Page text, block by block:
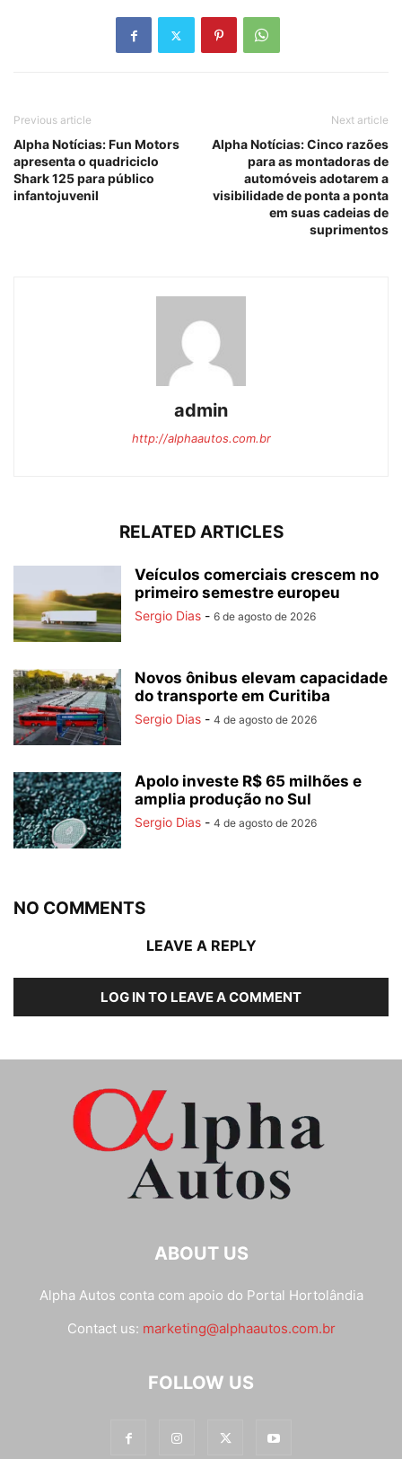
Previous article
Alpha Notícias: Fun Motors
apresenta o quadriciclo
Shark 125 para público
infantojuvenil
Next article
Alpha Notícias: Cinco razões
para as montadoras de
automóveis adotarem a
visibilidade de ponta a ponta
em suas cadeias de
suprimentos
admin
http://alphaautos.com.br
RELATED ARTICLES
Veículos comerciais crescem no
primeiro semestre europeu
Sergio Dias - 6 de agosto de 2026
Novos ônibus elevam capacidade
do transporte em Curitiba
Sergio Dias - 4 de agosto de 2026
Apolo investe R$ 65 milhões e
amplia produção no Sul
Sergio Dias - 4 de agosto de 2026
NO COMMENTS
LEAVE A REPLY
LOG IN TO LEAVE A COMMENT
ABOUT US
Alpha Autos conta com apoio do Portal Hortolândia
Contact us: marketing@alphaautos.com.br
FOLLOW US